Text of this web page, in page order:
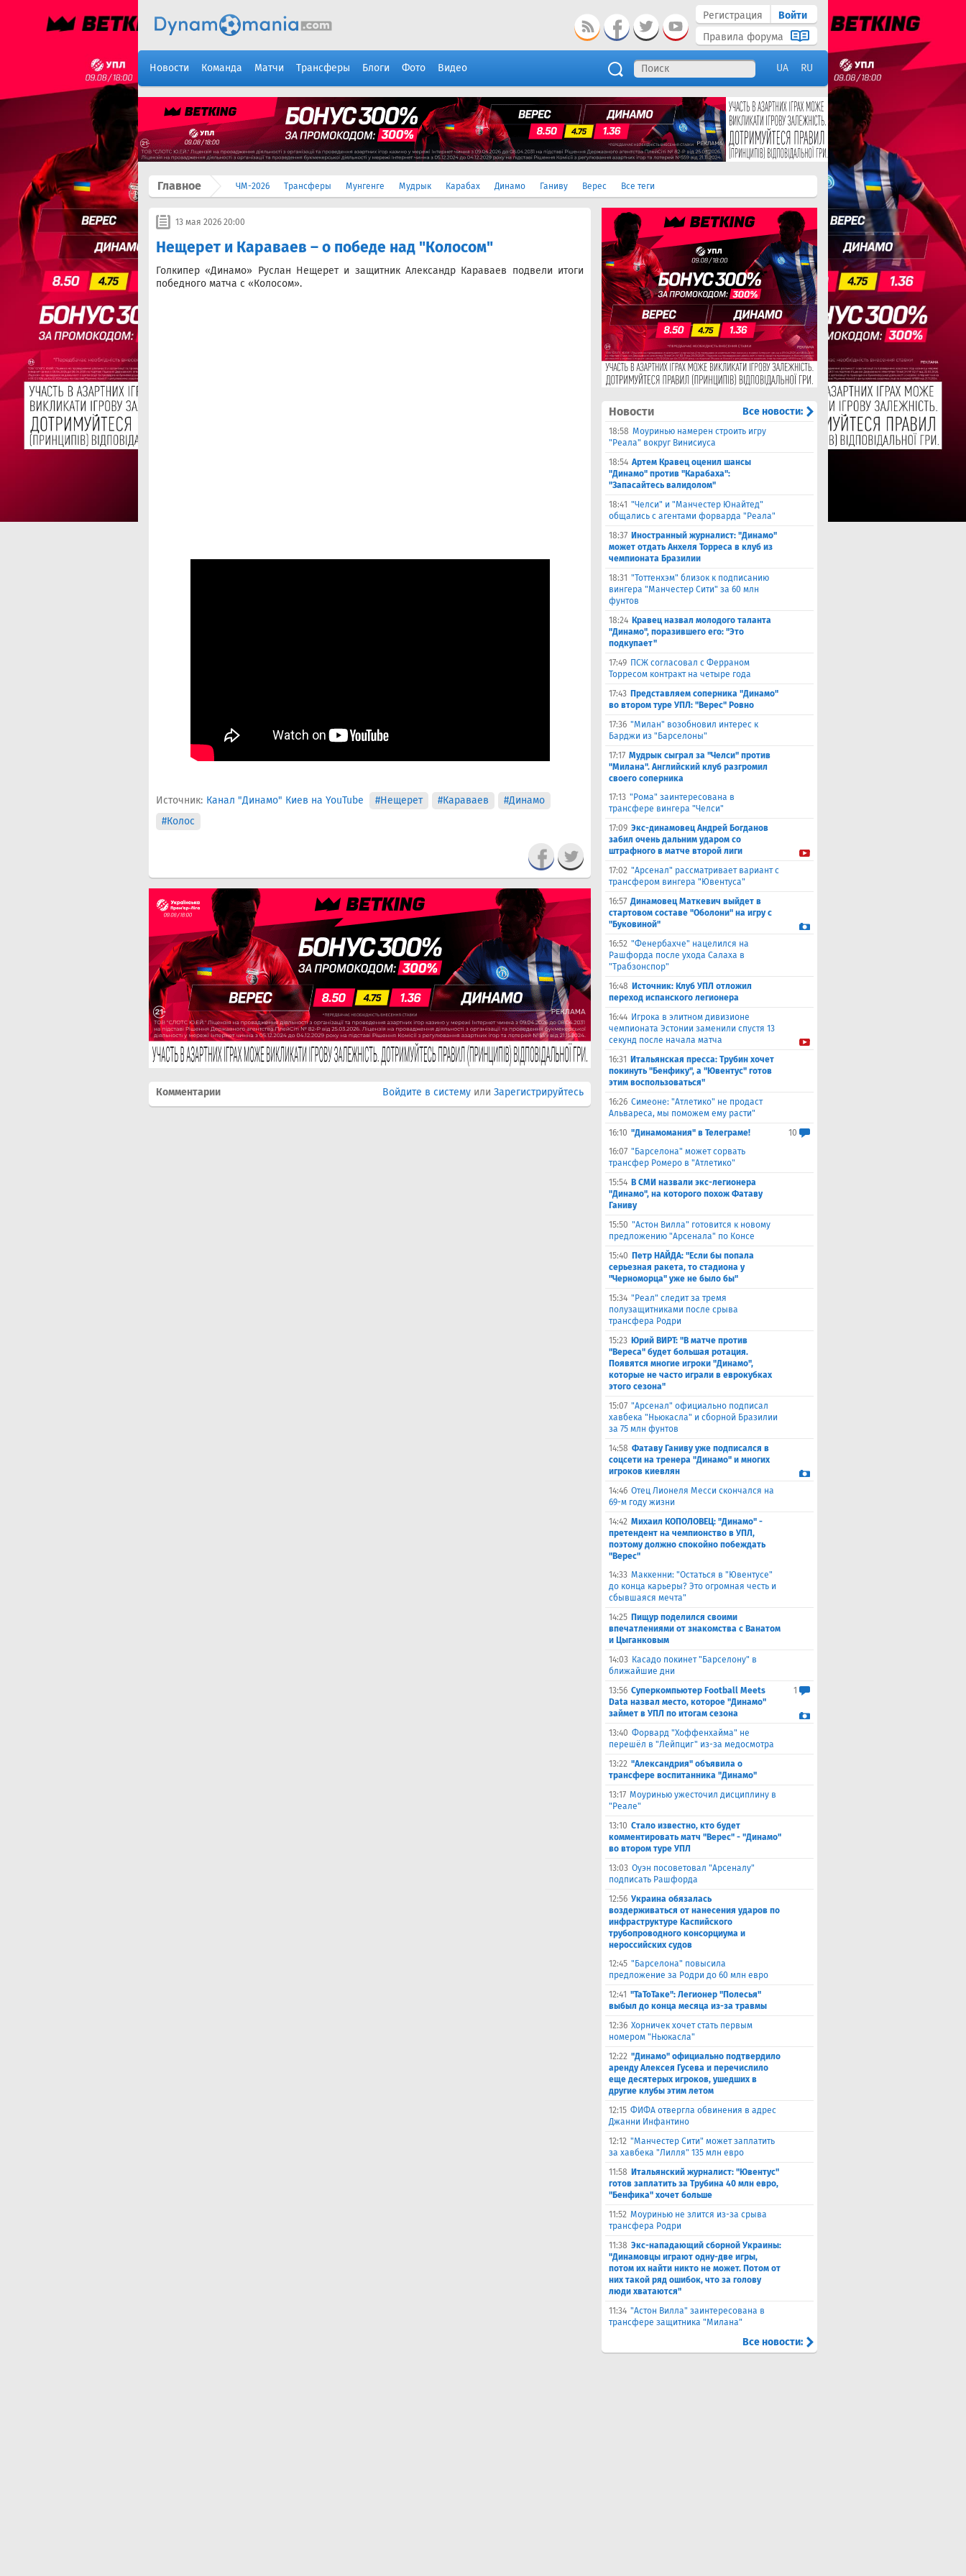
Регистрация
Войти
Правила форума
Новости Команда Матчи Трансферы Блоги Фото Видео UA RU
Главное ЧМ-2026 Трансферы Мунгенге Мудрык Карабах Динамо Ганиву Верес Все теги
13 мая 2026 20:00
Нещерет и Караваев – о победе над "Колосом"
Голкипер «Динамо» Руслан Нещерет и защитник Александр Караваев подвели итоги
победного матча с «Колосом».
Источник: Канал "Динамо" Киев на YouTube #Нещерет #Караваев
#Динамо
#Колос
Комментарии Войдите в систему или Зарегистрируйтесь
Новости Все новости:
18:58 Моуринью намерен строить игру
"Реала" вокруг Винисиуса
18:54 Артем Кравец оценил шансы
"Динамо" против "Карабаха":
"Запасайтесь валидолом"
18:41 "Челси" и "Манчестер Юнайтед"
общались с агентами форварда "Реала"
18:37 Иностранный журналист: "Динамо"
может отдать Анхеля Торреса в клуб из
чемпионата Бразилии
18:31 "Тоттенхэм" близок к подписанию
вингера "Манчестер Сити" за 60 млн
фунтов
18:24 Кравец назвал молодого таланта
"Динамо", поразившего его: "Это
подкупает"
17:49 ПСЖ согласовал с Ферраном
Торресом контракт на четыре года
17:43 Представляем соперника "Динамо"
во втором туре УПЛ: "Верес" Ровно
17:36 "Милан" возобновил интерес к
Барджи из "Барселоны"
17:17 Мудрык сыграл за "Челси" против
"Милана". Английский клуб разгромил
своего соперника
17:13 "Рома" заинтересована в
трансфере вингера "Челси"
17:09 Экс-динамовец Андрей Богданов
забил очень дальним ударом со
штрафного в матче второй лиги
17:02 "Арсенал" рассматривает вариант с
трансфером вингера "Ювентуса"
16:57 Динамовец Маткевич выйдет в
стартовом составе "Оболони" на игру с
"Буковиной"
16:52 "Фенербахче" нацелился на
Рашфорда после ухода Салаха в
"Трабзонспор"
16:48 Источник: Клуб УПЛ отложил
переход испанского легионера
16:44 Игрока в элитном дивизионе
чемпионата Эстонии заменили спустя 13
секунд после начала матча
16:31
Итальянская пресса: Трубин хочет
покинуть "Бенфику", а "Ювентус" готов
этим воспользоваться"
16:26 Симеоне: "Атлетико" не продаст
Альвареса, мы поможем ему расти"
16:10 "Динамомания" в Телеграме!
10
16:07 "Барселона" может сорвать
трансфер Ромеро в "Атлетико"
15:54 В СМИ назвали экс-легионера
"Динамо", на которого похож Фатаву
Ганиву
15:50 "Астон Вилла" готовится к новому
предложению "Арсенала" по Консе
15:40 Петр НАЙДА: "Если бы попала
серьезная ракета, то стадиона у
"Черноморца" уже не было бы"
15:34 "Реал" следит за тремя
полузащитниками после срыва
трансфера Родри
15:23 Юрий ВИРТ: "В матче против
"Вереса" будет большая ротация.
Появятся многие игроки "Динамо",
которые не часто играли в еврокубках
этого сезона"
15:07 "Арсенал" официально подписал
хавбека "Ньюкасла" и сборной Бразилии
за 75 млн фунтов
14:58 Фатаву Ганиву уже подписался в
соцсети на тренера "Динамо" и многих
игроков киевлян
14:46 Отец Лионеля Месси скончался на
69-м году жизни
14:42 Михаил КОПОЛОВЕЦ: "Динамо" -
претендент на чемпионство в УПЛ,
поэтому должно спокойно побеждать
"Верес"
14:33 Маккенни: "Остаться в "Ювентусе"
до конца карьеры? Это огромная честь и
сбывшаяся мечта"
14:25 Пищур поделился своими
впечатлениями от знакомства с Ванатом
и Цыганковым
14:03 Касадо покинет "Барселону" в
ближайшие дни
13:56 Суперкомпьютер Football Meets
Data назвал место, которое "Динамо"
займет в УПЛ по итогам сезона
1
13:40 Форвард "Хоффенхайма" не
перешёл в "Лейпциг" из-за медосмотра
13:22 "Александрия" объявила о
трансфере воспитанника "Динамо"
13:17 Моуринью ужесточил дисциплину в
"Реале"
13:10 Стало известно, кто будет
комментировать матч "Верес" - "Динамо"
во втором туре УПЛ
13:03 Оуэн посоветовал "Арсеналу"
подписать Рашфорда
12:56 Украина обязалась
воздерживаться от нанесения ударов по
инфраструктуре Каспийского
трубопроводного консорциума и
нероссийских судов
12:45 "Барселона" повысила
предложение за Родри до 60 млн евро
12:41 "ТаТоТаке": Легионер "Полесья"
выбыл до конца месяца из-за травмы
12:36 Хорничек хочет стать первым
номером "Ньюкасла"
12:22 "Динамо" официально подтвердило
аренду Алексея Гусева и перечислило
еще десятерых игроков, ушедших в
другие клубы этим летом
12:15 ФИФА отвергла обвинения в адрес
Джанни Инфантино
12:12 "Манчестер Сити" может заплатить
за хавбека "Лилля" 135 млн евро
11:58 Итальянский журналист: "Ювентус"
готов заплатить за Трубина 40 млн евро,
"Бенфика" хочет больше
11:52 Моуринью не злится из-за срыва
трансфера Родри
11:38 Экс-нападающий сборной Украины:
"Динамовцы играют одну-две игры,
потом их найти никто не может. Потом от
них такой ряд ошибок, что за голову
люди хватаются"
11:34 "Астон Вилла" заинтересована в
трансфере защитника "Милана"
Все новости: